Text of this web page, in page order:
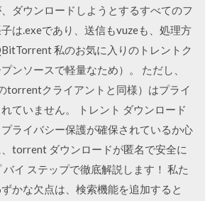
ダウンロードしようとするすべてのフ
は.exeであり、送信もvuzeも、処理方
私のお気に入りのトレントク
ンソースで軽量なため）。 ただし、
torrentクライアントと同様）はプライ
ていません。 トレント ダウンロード
ライバシー保護が確保されているか心
torrent ダウンロードが匿名で安全に
イ ステップで徹底解説します！ 私た
かな欠点は、検索機能を追加すると